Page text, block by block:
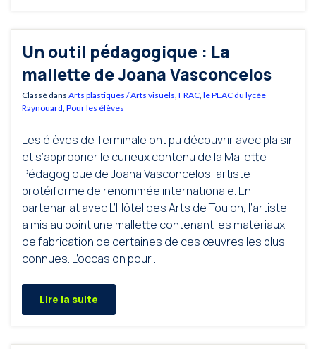
Un outil pédagogique : La
mallette de Joana Vasconcelos
Classé dans Arts plastiques / Arts visuels FRAC le PEAC du lycée
Raynouard Pour les élèves
Les élèves de Terminale ont pu découvrir avec plaisir
et s’approprier le curieux contenu de la Mallette
Pédagogique de Joana Vasconcelos, artiste
protéiforme de renommée internationale. En
partenariat avec L’Hôtel des Arts de Toulon, l’artiste
a mis au point une mallette contenant les matériaux
de fabrication de certaines de ces œuvres les plus
connues. L’occasion pour …
Lire la suite